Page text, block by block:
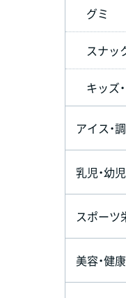
グミ
スナッ
キッズ
アイス・
乳児・幼
スポーツ
美容・健康